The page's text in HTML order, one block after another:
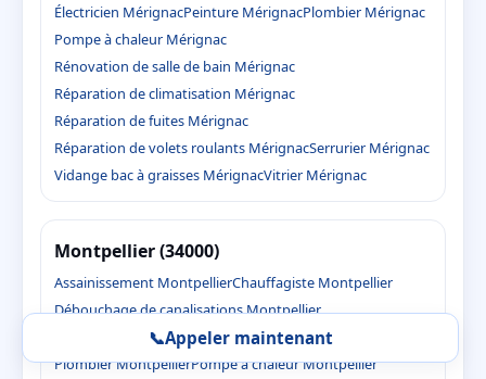
Électricien MérignacPeinture MérignacPlombier Mérignac
Pompe à chaleur Mérignac
Rénovation de salle de bain Mérignac
Réparation de climatisation Mérignac
Réparation de fuites Mérignac
Réparation de volets roulants MérignacSerrurier Mérignac
Vidange bac à graisses MérignacVitrier Mérignac
Montpellier (34000)
Assainissement MontpellierChauffagiste Montpellier
Débouchage de canalisations Montpellier
Électricien MontpellierPeinture Montpellier
Plombier MontpellierPompe à chaleur Montpellier
📞Appeler maintenant